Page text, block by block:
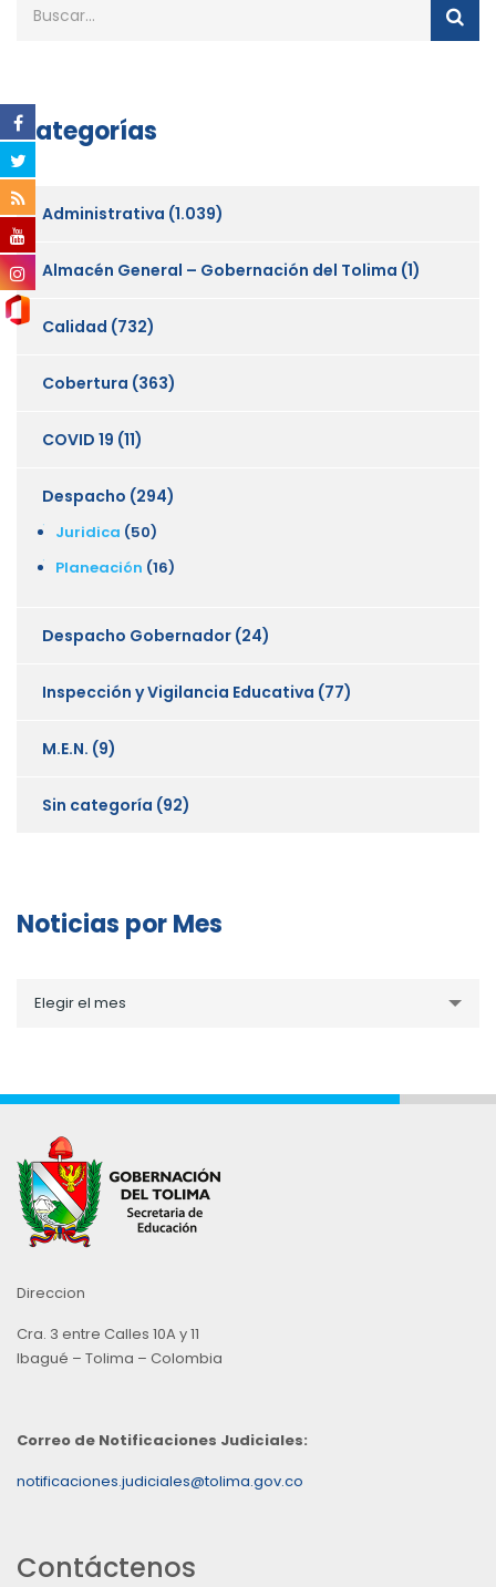
Categorías
Administrativa (1.039)
Almacén General – Gobernación del Tolima (1)
Calidad (732)
Cobertura (363)
COVID 19 (11)
Despacho (294)
Juridica (50)
Planeación (16)
Despacho Gobernador (24)
Inspección y Vigilancia Educativa (77)
M.E.N. (9)
Sin categoría (92)
Noticias por Mes
porElegir el mes
Direccion
Cra. 3 entre Calles 10A y 11
Ibagué – Tolima – Colombia
Correo de Notificaciones Judiciales:
notificaciones.judiciales@tolima.gov.co
Contáctenos